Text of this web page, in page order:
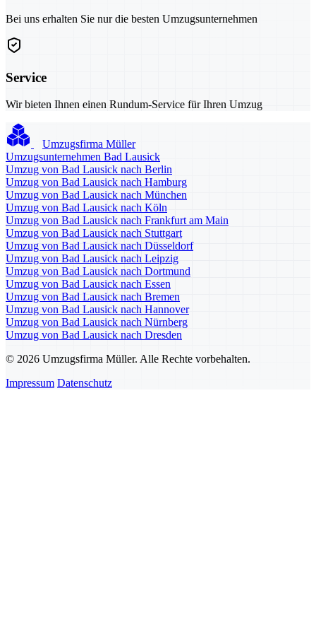
Bei uns erhalten Sie nur die besten Umzugsunternehmen
Service
Wir bieten Ihnen einen Rundum-Service für Ihren Umzug
Umzugsfirma Müller
Umzugsunternehmen Bad Lausick
Umzug von Bad Lausick nach Berlin
Umzug von Bad Lausick nach Hamburg
Umzug von Bad Lausick nach München
Umzug von Bad Lausick nach Köln
Umzug von Bad Lausick nach Frankfurt am Main
Umzug von Bad Lausick nach Stuttgart
Umzug von Bad Lausick nach Düsseldorf
Umzug von Bad Lausick nach Leipzig
Umzug von Bad Lausick nach Dortmund
Umzug von Bad Lausick nach Essen
Umzug von Bad Lausick nach Bremen
Umzug von Bad Lausick nach Hannover
Umzug von Bad Lausick nach Nürnberg
Umzug von Bad Lausick nach Dresden
© 2026 Umzugsfirma Müller. Alle Rechte vorbehalten.
Impressum Datenschutz